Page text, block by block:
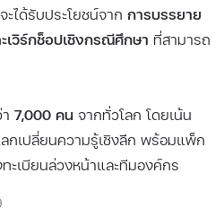
ะได้รับประโยชน์จาก การบรรยาย
เวิร์กช็อปเชิงกรณีศึกษา ที่สามารถ
7,000 คน จากทั่วโลก โดยเน้น
กเปลี่ยนความรู้เชิงลึก พร้อมแพ็ก
ะเบียนล่วงหน้าและทีมองค์กร